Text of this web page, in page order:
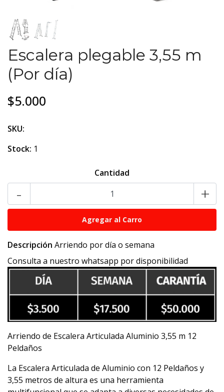
Escalera plegable 3,55 m
(Por día)
$5.000
SKU:
Stock: 1
Cantidad
- +
Descripción Arriendo por día o semana
Consulta a nuestro whatsapp por disponibilidad
Arriendo de Escalera Articulada Aluminio 3,55 m 12
Peldaños
La Escalera Articulada de Aluminio con 12 Peldaños y
3,55 metros de altura es una herramienta